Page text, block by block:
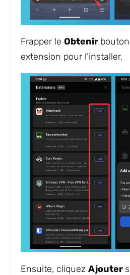
Frapper le Obtenir
extension pour l’installer.
Ensuite, cliquez Ajouter